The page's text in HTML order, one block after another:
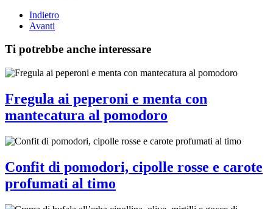
Indietro
Avanti
Ti potrebbe anche interessare
Fregula ai peperoni e menta con
mantecatura al pomodoro
Confit di pomodori, cipolle rosse e carote
profumati al timo